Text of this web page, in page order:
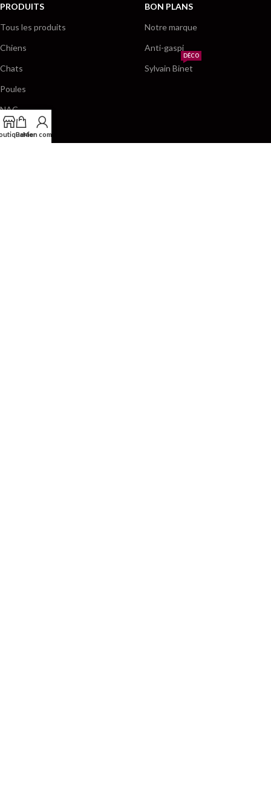
PRODUITS
Tous les produits
Chiens
Chats
Poules
NAC
Par marques
BON PLANS
Notre marque
Anti-gaspi
Sylvain Binet
DÉCO
Panier
Mon compte